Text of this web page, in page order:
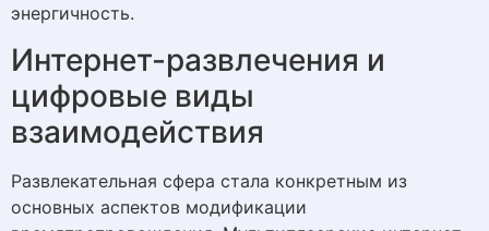
энергичность.
Интернет-развлечения и
цифровые виды
взаимодействия
Развлекательная сфера стала конкретным из
основных аспектов модификации